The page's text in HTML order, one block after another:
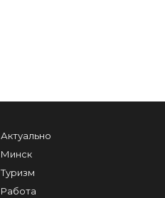
Актуально
Минск
Туризм
Работа